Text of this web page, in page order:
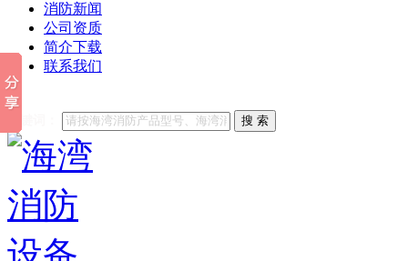
消防新闻
公司资质
简介下载
联系我们
他们都在搜索:
搜 索